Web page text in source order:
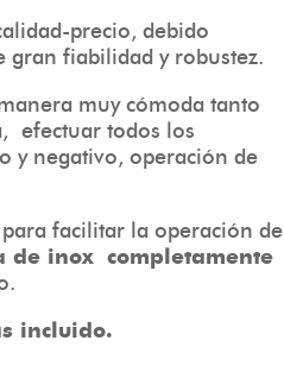
precio, debido
gran fiabilidad y robustez.
muy cómoda tanto
efectuar todos los
y negativo, operación de
facilitar la operación de
de inox completamente
incluido.